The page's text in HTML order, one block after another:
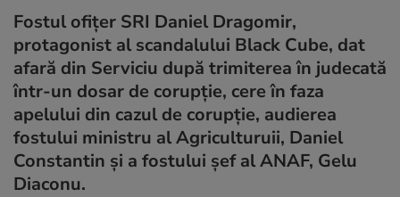
Fostul ofițer SRI Daniel Dragomir,
protagonist al scandalului Black Cube, dat
afară din Serviciu după trimiterea în judecată
într-un dosar de corupție, cere în faza
apelului din cazul de corupție, audierea
fostului ministru al Agriculturuii, Daniel
Constantin și a fostului șef al ANAF, Gelu
Diaconu.